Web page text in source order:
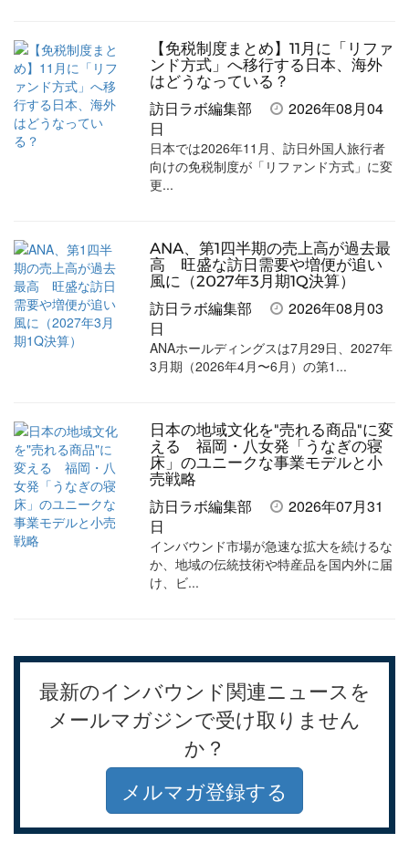
追
加
【免税制度まとめ】11月に「リファ
ンド方式」へ移行する日本、海外
はどうなっている？
訪日ラボ編集部
2026年08月04
日
日本では2026年11月、訪日外国人旅行者
向けの免税制度が「リファンド方式」に変
更...
ANA、第1四半期の売上高が過去最
高 旺盛な訪日需要や増便が追い
風に（2027年3月期1Q決算）
訪日ラボ編集部
2026年08月03
日
ANAホールディングスは7月29日、2027年
3月期（2026年4月〜6月）の第1...
日本の地域文化を"売れる商品"に変
える 福岡・八女発「うなぎの寝
床」のユニークな事業モデルと小
売戦略
訪日ラボ編集部
2026年07月31
日
インバウンド市場が急速な拡大を続けるな
か、地域の伝統技術や特産品を国内外に届
け、ビ...
最新のインバウンド関連ニュースを
メールマガジンで受け取りません
か？
メルマガ登録する